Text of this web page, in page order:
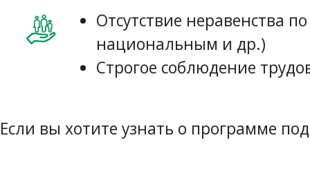
Отсутствие неравенства
национальным и др.)
Строгое соблюдение
Если вы хотите узнать о программе